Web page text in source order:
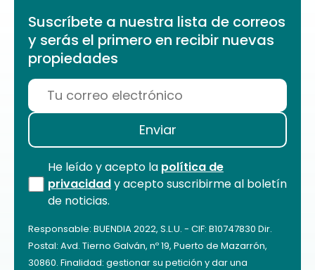
Suscríbete a nuestra lista de correos
y serás el primero en recibir nuevas
propiedades
He leído y acepto la política de
privacidady acepto suscribirme al boletín
de noticias.
Responsable: BUENDIA 2022, S.L.U. - CIF: B10747830 Dir.
Postal: Avd. Tierno Galván, nº 19, Puerto de Mazarrón,
30860. Finalidad: gestionar su petición y dar una